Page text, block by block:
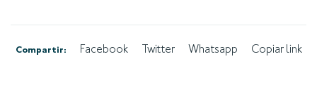
Compartir: Facebook Twitter Whatsapp Copiar link